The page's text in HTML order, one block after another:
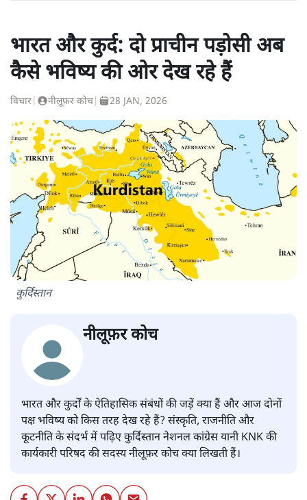
भारत और कुर्द: दो प्राचीन पड़ोसी अब
कैसे भविष्य की ओर देख रहे हैं
विचार नीलूफ़र कोच 28 JAN, 2026
कुर्दिस्तान
नीलूफ़र कोच
भारत और कुर्दों के ऐतिहासिक संबंधों की जड़ें क्या हैं और आज दोनों
पक्ष भविष्य को किस तरह देख रहे हैं? संस्कृति, राजनीति और
कूटनीति के संदर्भ में पढ़िए कुर्दिस्तान नेशनल कांग्रेस यानी KNK की
कार्यकारी परिषद की सदस्य नीलूफ़र कोच क्या लिखती हैं।